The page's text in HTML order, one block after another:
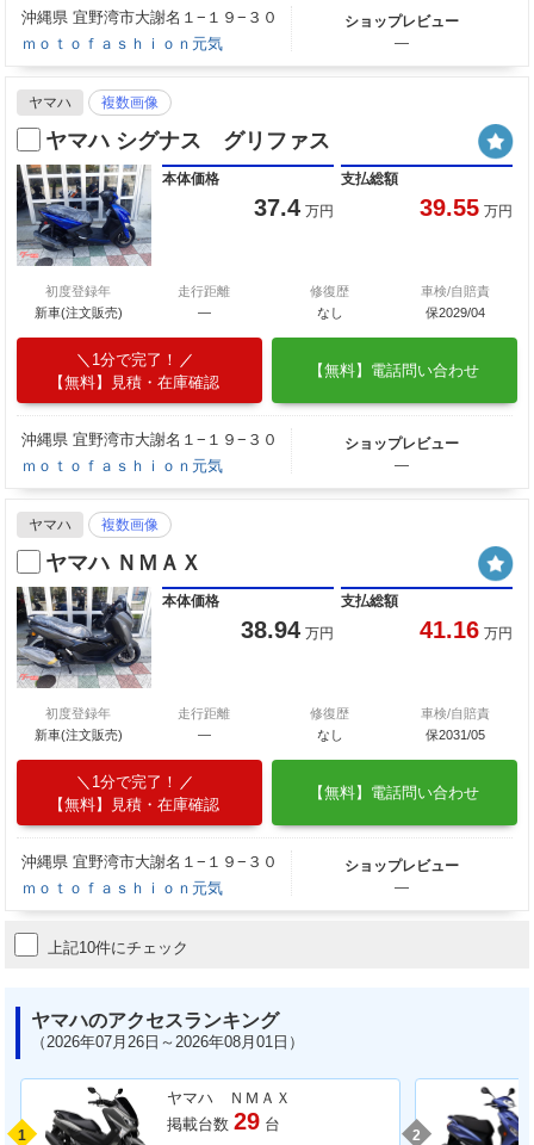
沖縄県 宜野湾市大謝名１−１９−３０
ｍｏｔｏｆａｓｈｉｏｎ元気
ショップレビュー
―
ヤマハ 複数画像
ヤマハ シグナス グリファス
本体価格
37.4 万円
支払総額
39.55 万円
初度登録年
新車(注文販売)
走行距離
―
修復歴
なし
車検/自賠責
保2029/04
1分で完了！
【無料】見積・在庫確認
【無料】電話問い合わせ
沖縄県 宜野湾市大謝名１−１９−３０
ｍｏｔｏｆａｓｈｉｏｎ元気
ショップレビュー
―
ヤマハ 複数画像
ヤマハ ＮＭＡＸ
本体価格
38.94 万円
支払総額
41.16 万円
初度登録年
新車(注文販売)
走行距離
―
修復歴
なし
車検/自賠責
保2031/05
1分で完了！
【無料】見積・在庫確認
【無料】電話問い合わせ
沖縄県 宜野湾市大謝名１−１９−３０
ｍｏｔｏｆａｓｈｉｏｎ元気
ショップレビュー
―
上記10件にチェック
ヤマハのアクセスランキング
（2026年07月26日～2026年08月01日）
1
ヤマハ ＮＭＡＸ
掲載台数 29 台
2